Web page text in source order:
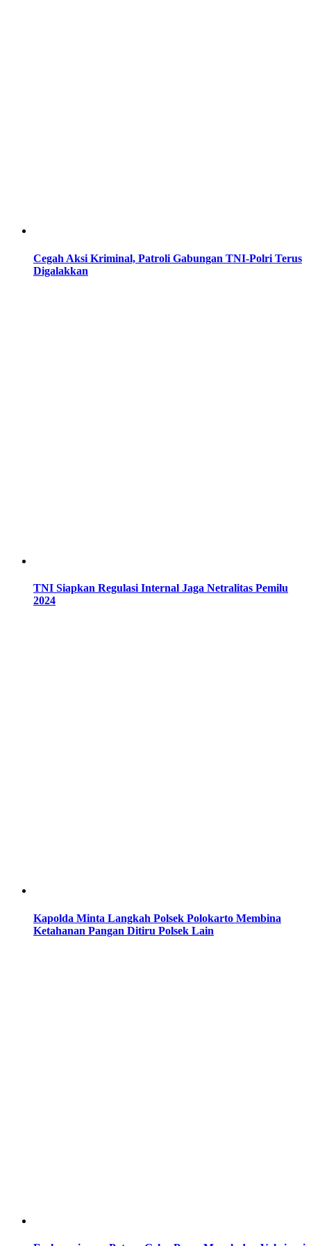
Cegah Aksi Kriminal, Patroli Gabungan TNI-Polri Terus
Digalakkan
TNI Siapkan Regulasi Internal Jaga Netralitas Pemilu
2024
Kapolda Minta Langkah Polsek Polokarto Membina
Ketahanan Pangan Ditiru Polsek Lain